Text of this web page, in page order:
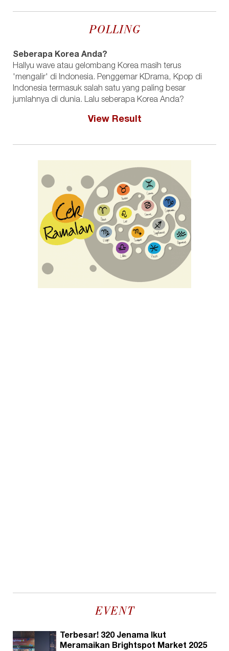
POLLING
Seberapa Korea Anda?
Hallyu wave atau gelombang Korea masih terus
'mengalir' di Indonesia. Penggemar KDrama, Kpop di
Indonesia termasuk salah satu yang paling besar
jumlahnya di dunia. Lalu seberapa Korea Anda?
View Result
EVENT
Terbesar! 320 Jenama Ikut
Meramaikan Brightspot Market 2025